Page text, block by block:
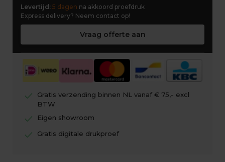
Levertijd: 5 dagen na akkoord proefdruk
Express delivery? Neem contact op!
Vraag offerte aan
check
Gratis verzending binnen NL vanaf € 75,- excl
BTW
check Eigen showroom
check Gratis digitale drukproef